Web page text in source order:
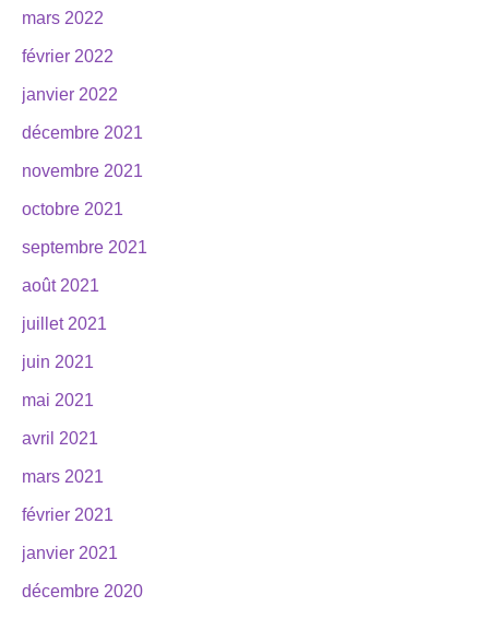
mars 2022
février 2022
janvier 2022
décembre 2021
novembre 2021
octobre 2021
septembre 2021
août 2021
juillet 2021
juin 2021
mai 2021
avril 2021
mars 2021
février 2021
janvier 2021
décembre 2020